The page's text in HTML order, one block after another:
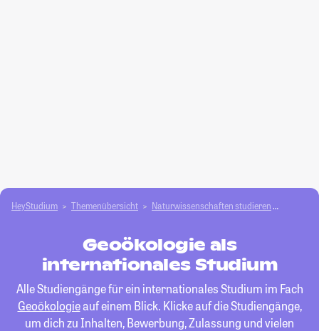
HeyStudium Themenübersicht Natur­wissenschaften studieren
Geoökologie als
internationales Studium
Alle Studiengänge für ein internationales Studium im Fach
Geoökologieauf einem Blick. Klicke auf die Studiengänge,
um dich zu Inhalten, Bewerbung, Zulassung und vielen